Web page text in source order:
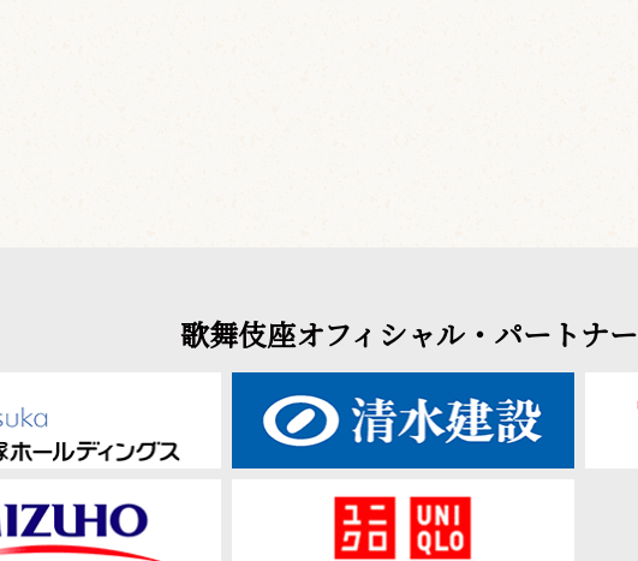
歌舞伎座オフィシャル・パートナー